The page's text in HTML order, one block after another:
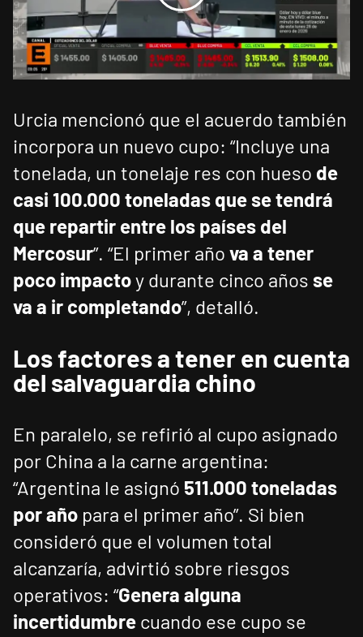
Urcia mencionó que el acuerdo también
incorpora un nuevo cupo: “Incluye una
tonelada, un tonelaje res con hueso de
casi 100.000 toneladas que se tendrá
que repartir entre los países del
Mercosur”. “El primer año va a tener
poco impactoy durante cinco años se
va a ir completando”, detalló.
Los factores a tener en cuenta
del salvaguardia chino
En paralelo, se refirió al cupo asignado
por China a la carne argentina:
“Argentina le asignó 511.000 toneladas
por año para el primer año”. Si bien
consideró que el volumen total
alcanzaría, advirtió sobre riesgos
operativos: “Genera alguna
incertidumbre cuando ese cupo se